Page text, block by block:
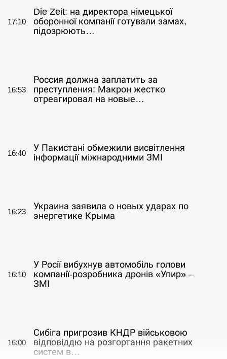
17:10
Die Zeit: на директора німецької
оборонної компанії готували замах,
підозрюють…
16:53
Россия должна заплатить за
преступления: Макрон жестко
отреагировал на новые…
16:40
У Пакистані обмежили висвітлення
інформації міжнародними ЗМІ
16:23
Украина заявила о новых ударах по
энергетике Крыма
16:10
У Росії вибухнув автомобіль голови
компанії-розробника дронів «Упир» –
ЗМІ
16:00
Сибіга пригрозив КНДР військовою
відповіддю на розгортання ракетних
систем в…